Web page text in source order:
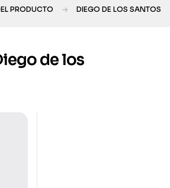
PRODUCTO DIEGO DE LOS SANTOS
de los